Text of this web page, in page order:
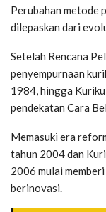
Perubahan metode
dilepaskan dari
Setelah Rencana
penyempurnaan
1984, hingga
pendekatan Cara
Memasuki era
tahun 2004 dan
2006 mulai
berinovasi.